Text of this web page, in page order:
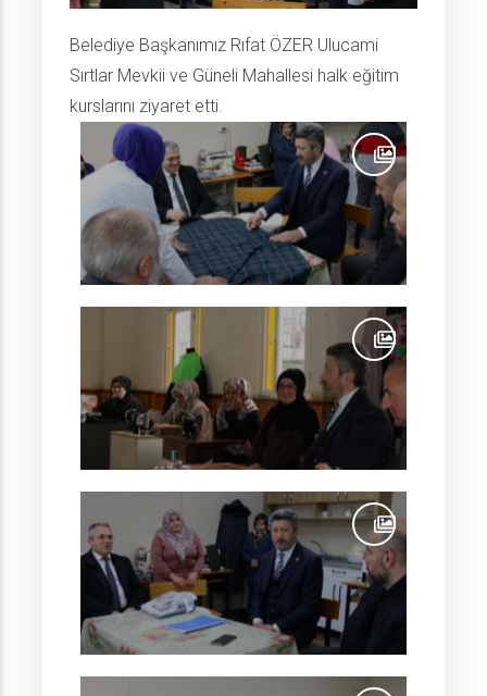
Belediye Başkanımız Rıfat ÖZER Ulucami
Sırtlar Mevkii ve Güneli Mahallesi halk eğitim
kurslarını ziyaret etti.